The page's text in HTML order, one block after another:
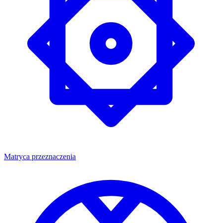
Matryca przeznaczenia